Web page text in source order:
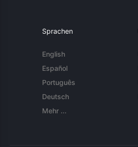
Sprachen
English
Español
Português
Deutsch
Mehr ...